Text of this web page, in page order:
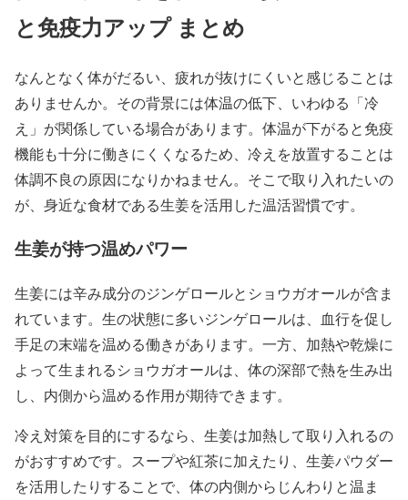
と免疫力アップ まとめ
なんとなく体がだるい、疲れが抜けにくいと感じることは
ありませんか。その背景には体温の低下、いわゆる「冷
え」が関係している場合があります。体温が下がると免疫
機能も十分に働きにくくなるため、冷えを放置することは
体調不良の原因になりかねません。そこで取り入れたいの
が、身近な食材である生姜を活用した温活習慣です。
生姜が持つ温めパワー
生姜には辛み成分のジンゲロールとショウガオールが含ま
れています。生の状態に多いジンゲロールは、血行を促し
手足の末端を温める働きがあります。一方、加熱や乾燥に
よって生まれるショウガオールは、体の深部で熱を生み出
し、内側から温める作用が期待できます。
冷え対策を目的にするなら、生姜は加熱して取り入れるの
がおすすめです。スープや紅茶に加えたり、生姜パウダー
を活用したりすることで、体の内側からじんわりと温ま